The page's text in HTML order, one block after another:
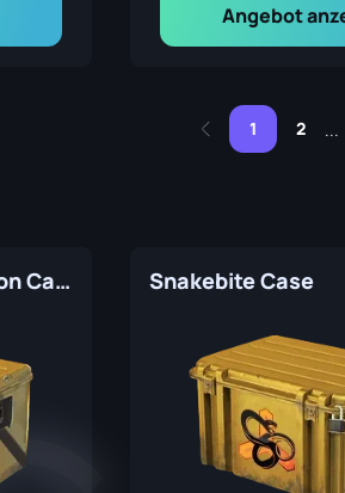
Angebot
1 2 ...
Winter Offensive Weapon Case Snakebite Case